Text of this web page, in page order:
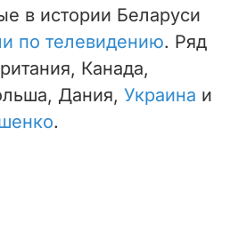
в истории Беларуси
по телевидению. Ряд
Канада,
Дания, Украина и
.